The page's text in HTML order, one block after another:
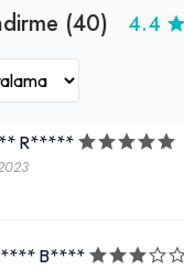
(40) 4.4
R*****
B****